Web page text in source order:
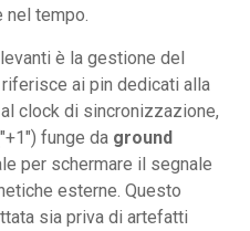
tempo.
è la gestione del
riferisce ai pin dedicati alla
clock di sincronizzazione,
funge da ground
per schermare il segnale
esterne. Questo
sia priva di artefatti